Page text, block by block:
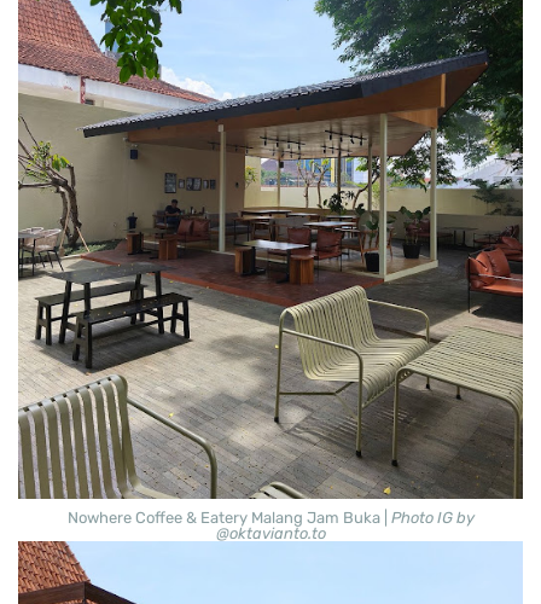
Nowhere Coffee & Eatery Malang Jam Buka | Photo IG by
@oktavianto.to